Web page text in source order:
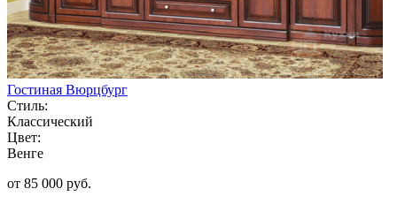
Гостиная Вюрцбург
Стиль:
Классический
Цвет:
Венге
от 85 000 руб.